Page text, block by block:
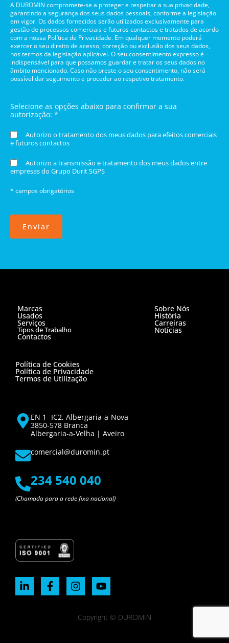
A DUROMIN compromete-se a proteger e respeitar a sua privacidade,
garantindo a segurança dos seus dados pessoais, conforme a legislação
em vigor. Os dados fornecidos serão utilizados exclusivamente para
gestão de processos comerciais e futuros contactos e tratados de acordo
com a nossa Política de Privacidade. Em qualquer momento poderá
exercer o seu direito de acesso, correção ou exclusão dos seus dados,
nos termos da legislação aplicável. O seu consentimento expresso é
indispensável para que possamos guardar e tratar os seus dados no
âmbito mencionado. Caso não preste o seu consentimento, não será
possível dar seguimento e proceder ao respetivo tratamento.
Selecione as opções abaixo para confirmar a sua
autorização: *
Autorizo o tratamento dos meus dados para efeitos comerciais
e futuros contactos
Autorizo a transmissão e tratamento dos meus dados entre
empresas do Grupo Durit SGPS
* campos obrigatórios
Enviar
Marcas
Usados
Serviços
Tipos de Trabalho
Contactos
Sobre Nós
História
Carreiras
Notícias
Política de Cookies
Política de Privacidade
Termos de Utilização
EN 1- IC2, Albergaria-a-Nova
3850-578 Branca
Albergaria-a-Velha | Aveiro
comercial@duromin.pt
234 540 040
(Chamada para a rede fixa nacional)
Copyright © DUROMIN